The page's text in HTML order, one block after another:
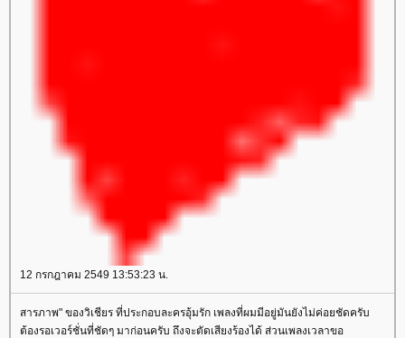
12 กรกฎาคม 2549 13:53:23 น.
สารภาพ" ของวิเชียร ที่ประกอบละครอุ้มรัก เพลงที่ผมมีอยู่มันยังไม่ค่อยชัดครับ
ต้องรอเวอร์ชั่นที่ชัดๆ มาก่อนครับ ถึงจะตัดเสียงร้องได้ ส่วนเพลงเวลาขอ